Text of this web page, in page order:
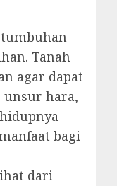
Tanah
agar dapat
unsur hara,
bagi
dari